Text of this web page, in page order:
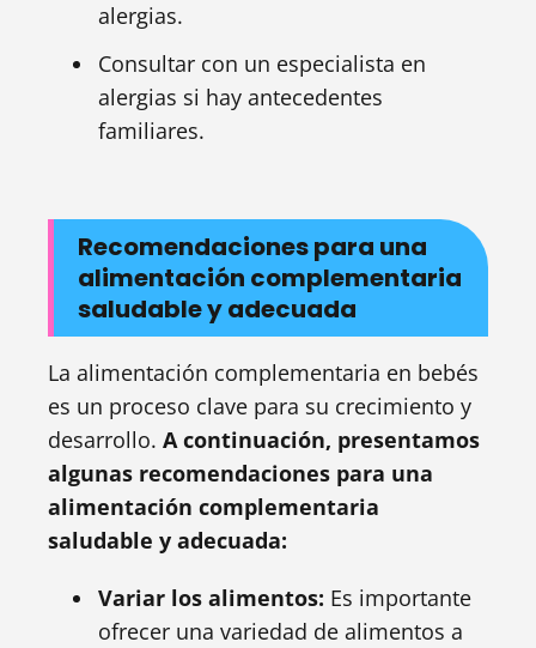
alergias.
Consultar con un especialista en
alergias si hay antecedentes
familiares.
Recomendaciones para una
alimentación complementaria
saludable y adecuada
La alimentación complementaria en bebés
es un proceso clave para su crecimiento y
desarrollo. A continuación, presentamos
algunas recomendaciones para una
alimentación complementaria
saludable y adecuada:
Variar los alimentos: Es importante
ofrecer una variedad de alimentos a